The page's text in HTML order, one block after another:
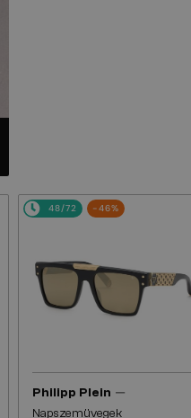
48/72 -46%
Philipp Plein —
Napszemüvegek